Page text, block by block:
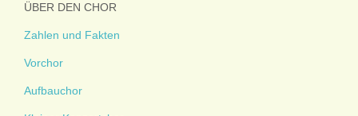
ÜBER DEN CHOR
Zahlen und Fakten
Vorchor
Aufbauchor